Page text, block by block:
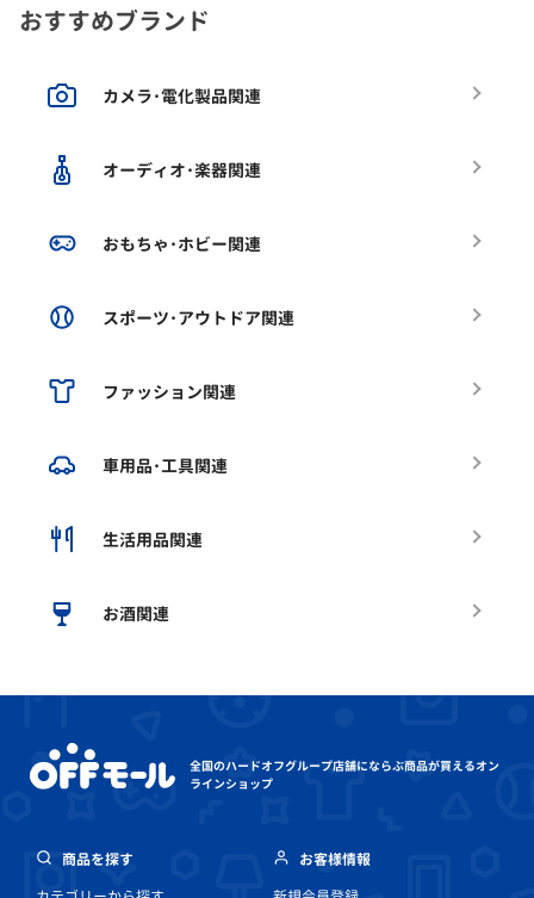
おすすめブランド
カメラ･電化製品関連
オーディオ･楽器関連
おもちゃ･ホビー関連
スポーツ･アウトドア関連
ファッション関連
車用品･工具関連
生活用品関連
お酒関連
全国のハードオフグループ店舗にならぶ商品が買えるオン
ラインショップ
商品を探す
お客様情報